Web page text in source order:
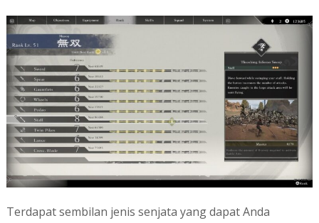
Terdapat sembilan jenis senjata yang dapat Anda